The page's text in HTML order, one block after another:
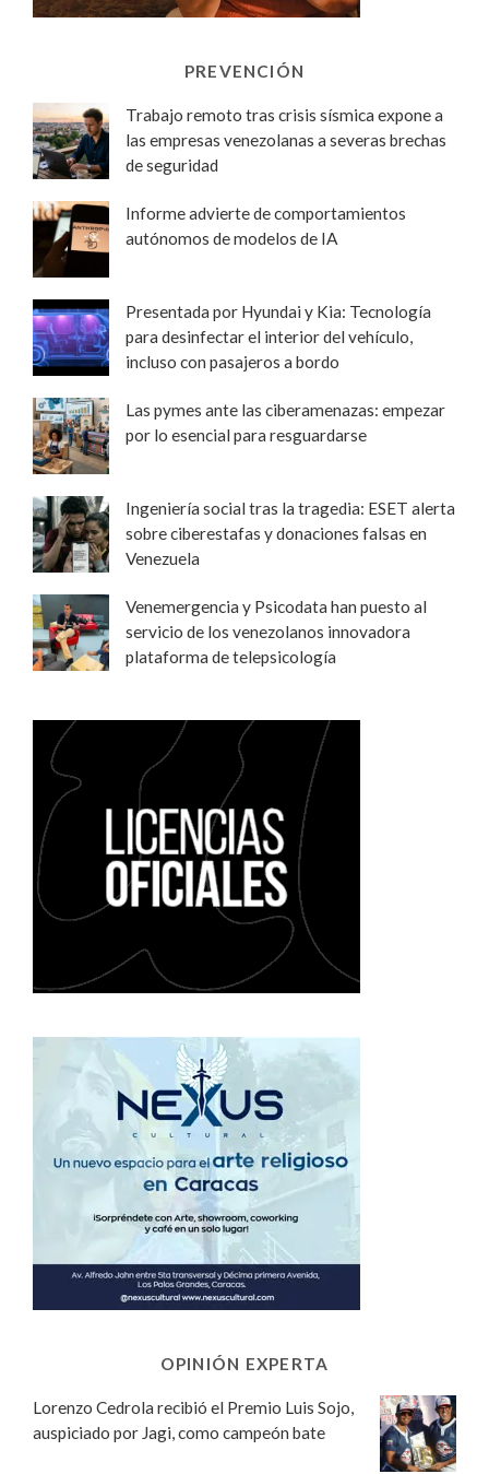
PREVENCIÓN
Trabajo remoto tras crisis sísmica expone a
las empresas venezolanas a severas brechas
de seguridad
Informe advierte de comportamientos
autónomos de modelos de IA
Presentada por Hyundai y Kia: Tecnología
para desinfectar el interior del vehículo,
incluso con pasajeros a bordo
Las pymes ante las ciberamenazas: empezar
por lo esencial para resguardarse
Ingeniería social tras la tragedia: ESET alerta
sobre ciberestafas y donaciones falsas en
Venezuela
Venemergencia y Psicodata han puesto al
servicio de los venezolanos innovadora
plataforma de telepsicología
OPINIÓN EXPERTA
Lorenzo Cedrola recibió el Premio Luis Sojo,
auspiciado por Jagi, como campeón bate